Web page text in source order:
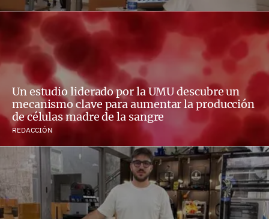
Un estudio liderado por la UMU descubre un
mecanismo clave para aumentar la producción
de células madre de la sangre
REDACCIÓN